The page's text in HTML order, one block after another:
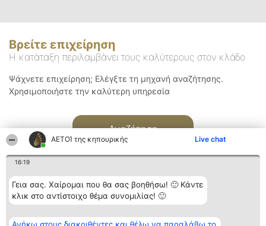
ΑΕΤΟΊ της κηπουρικής Live chat
16:19
Γεια σας. Χαίρομαι που θα σας βοηθήσω! 🙂 Κάντε
κλικ στο αντίστοιχο θέμα συνομιλίας! 🙂
Βρείτε επιχείρηση
Η κατάταξη περιλαμβάνει τους καλύτερους στον κλάδο
Ψάχνετε επιχείρηση; Ελέγξτε τη μηχανή αναζήτησης.
Χρησιμοποιήστε την καλύτερη υπηρεσία
Αναζήτηση
Διοργανωτής της
κατάταξης
Κατάταξη
Διακριθέντες
Επικοινωνία
Επικοινωνία